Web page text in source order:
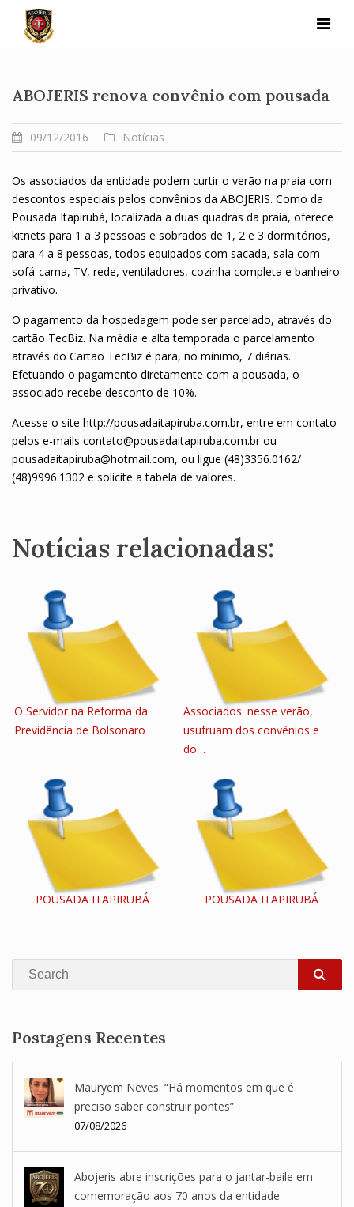
content
ABOJERIS renova convênio com pousada
09/12/2016 Notícias
Os associados da entidade podem curtir o verão na praia com
descontos especiais pelos convênios da ABOJERIS. Como da
Pousada Itapirubá, localizada a duas quadras da praia, oferece
kitnets para 1 a 3 pessoas e sobrados de 1, 2 e 3 dormitórios,
para 4 a 8 pessoas, todos equipados com sacada, sala com
sofá-cama, TV, rede, ventiladores, cozinha completa e banheiro
privativo.
O pagamento da hospedagem pode ser parcelado, através do
cartão TecBiz. Na média e alta temporada o parcelamento
através do Cartão TecBiz é para, no mínimo, 7 diárias.
Efetuando o pagamento diretamente com a pousada, o
associado recebe desconto de 10%.
Acesse o site http://pousadaitapiruba.com.br, entre em contato
pelos e-mails contato@pousadaitapiruba.com.br ou
pousadaitapiruba@hotmail.com, ou ligue (48)3356.0162/
(48)9996.1302 e solicite a tabela de valores.
Notícias relacionadas:
O Servidor na Reforma da
Previdência de Bolsonaro
Associados: nesse verão,
usufruam dos convênios e
do…
POUSADA ITAPIRUBÁ POUSADA ITAPIRUBÁ
Search
Postagens Recentes
Mauryem Neves: “Há momentos em que é
preciso saber construir pontes”
07/08/2026
Abojeris abre inscrições para o jantar-baile em
comemoração aos 70 anos da entidade